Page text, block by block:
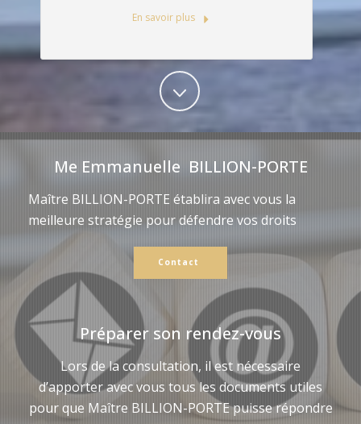
En savoir plus
Me Emmanuelle BILLION-PORTE
Maître BILLION-PORTE établira avec vous la
meilleure stratégie pour défendre vos droits
Contact
Préparer son rendez-vous
Lors de la consultation, il est nécessaire
d’apporter avec vous tous les documents utiles
pour que Maître BILLION-PORTE puisse répondre